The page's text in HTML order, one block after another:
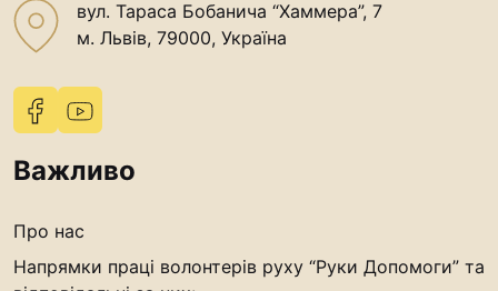
вул. Тараса Бобанича “Хаммера”, 7
м. Львів, 79000, Україна
Важливо
Про нас
Напрямки праці волонтерів руху “Руки Допомоги” та